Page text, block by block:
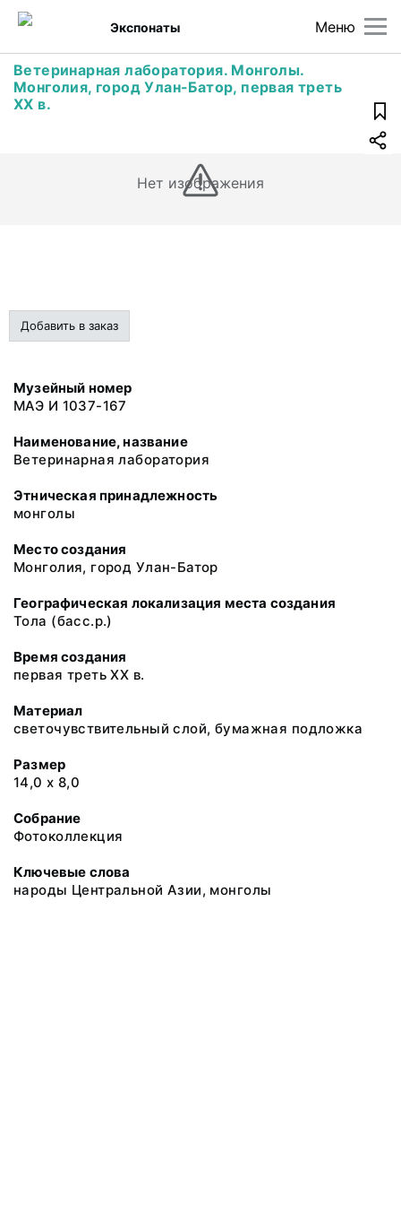
Меню
Экспонаты
Ветеринарная лаборатория. Монголы.
Монголия, город Улан-Батор, первая треть
ХХ в.
Нет изображения
Добавить в заказ
Музейный номер
МАЭ И 1037-167
Наименование, название
Ветеринарная лаборатория
Этническая принадлежность
монголы
Место создания
Монголия, город Улан-Батор
Географическая локализация места создания
Тола (басс.р.)
Время создания
первая треть ХХ в.
Материал
светочувствительный слой, бумажная подложка
Размер
14,0 х 8,0
Собрание
Фотоколлекция
Ключевые слова
народы Центральной Азии, монголы